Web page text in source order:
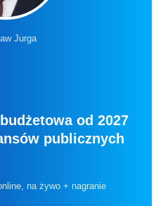
Jurga
od 2027
publicznych
na żywo + nagranie